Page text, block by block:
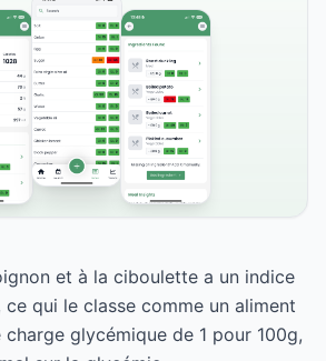
et à la ciboulette a un indice
qui le classe comme un aliment
charge glycémique de 1 pour 100g,